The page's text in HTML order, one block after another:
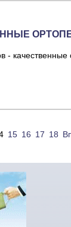
-
15 16 17 18